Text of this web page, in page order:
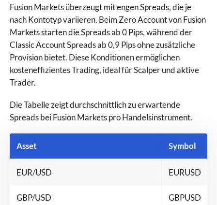
Fusion Markets überzeugt mit engen Spreads, die je
nach Kontotyp variieren. Beim Zero Account von Fusion
Markets starten die Spreads ab 0 Pips, während der
Classic Account Spreads ab 0,9 Pips ohne zusätzliche
Provision bietet. Diese Konditionen ermöglichen
kosteneffizientes Trading, ideal für Scalper und aktive
Trader.
Die Tabelle zeigt durchschnittlich zu erwartende
Spreads bei Fusion Markets pro Handelsinstrument.
Asset Symbol
EUR/USD EURUSD
GBP/USD GBPUSD